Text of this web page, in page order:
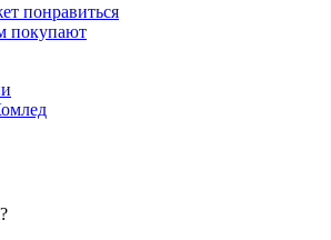
понравиться
покупают